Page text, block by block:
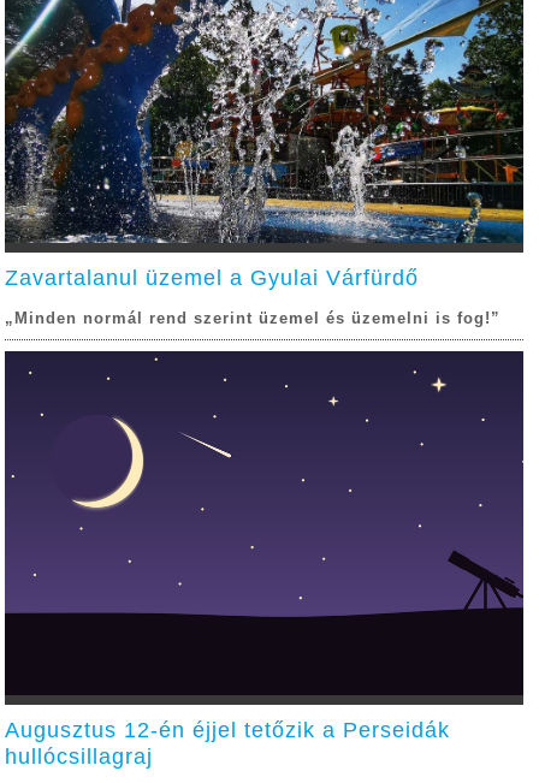
Zavartalanul üzemel a Gyulai Várfürdő
„Minden normál rend szerint üzemel és üzemelni is fog!”
Augusztus 12-én éjjel tetőzik a Perseidák
hullócsillagraj